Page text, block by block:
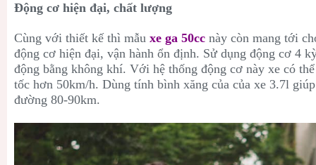
Động cơ hiện đại, chất lượng
Cùng với thiết kế thì mẫu xe ga 50cc này còn mang tới
động cơ hiện đại, vận hành ổn định. Sử dụng động cơ 4
động bằng không khí. Với hệ thống động cơ này xe có
tốc hơn 50km/h. Dùng tính bình xăng của của xe 3.7l
đường 80-90km.